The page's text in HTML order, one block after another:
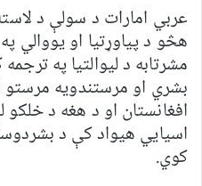
عربي امارات د سولې د
هڅو د پیاوړتیا او یووالي
مشرتابه د لیوالتیا په ترجمه
بشري او مرستندویه
افغانستان او د هغه د خلکو
اسیایي هیواد کې د
کوي.